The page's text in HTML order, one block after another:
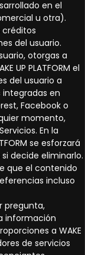
en el
u otra).
créditos
del usuario.
otorgas a
UP PLATFORM el
del usuario a
en
Facebook o
momento,
En la
se esforzará
decide eliminarlo.
que el contenido
incluso
pregunta,
información
a WAKE
de servicios